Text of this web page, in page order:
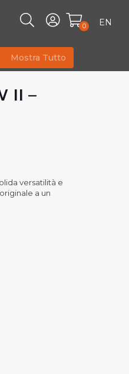
0 EN
Mostra Tutto
II –
versatilità e
a un